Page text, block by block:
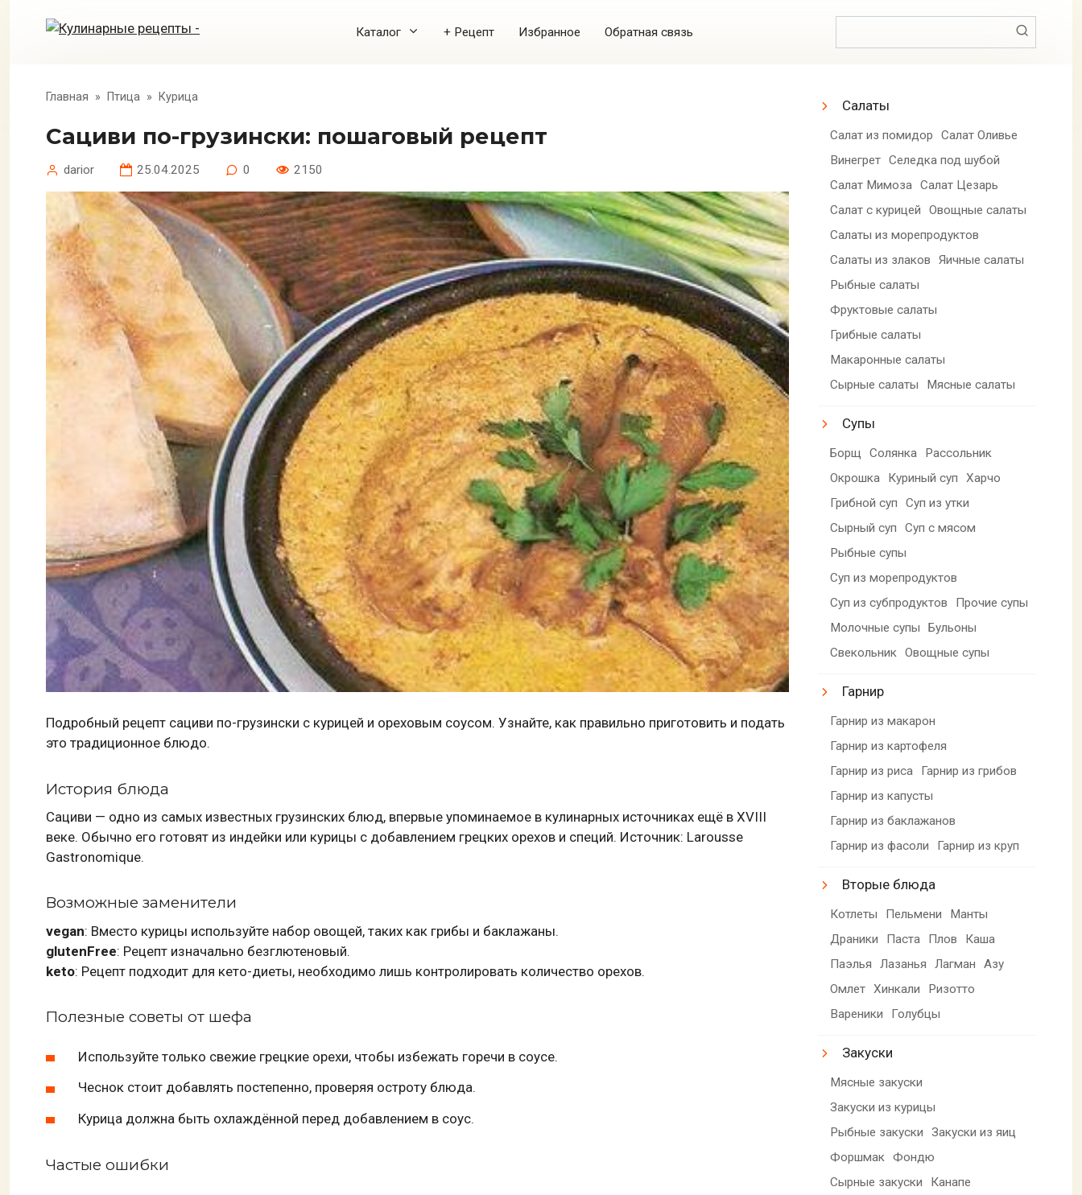
Каталог + Рецепт Избранное Обратная связь
Главная » Птица » Курица
Сациви по-грузински: пошаговый рецепт
darior 25.04.2025 0 2150
Подробный рецепт сациви по-грузински с курицей и ореховым соусом. Узнайте, как правильно приготовить и подать
это традиционное блюдо.
История блюда
Сациви — одно из самых известных грузинских блюд, впервые упоминаемое в кулинарных источниках ещё в XVIII
веке. Обычно его готовят из индейки или курицы с добавлением грецких орехов и специй. Источник: Larousse
Gastronomique.
Возможные заменители
vegan: Вместо курицы используйте набор овощей, таких как грибы и баклажаны.
glutenFree: Рецепт изначально безглютеновый.
keto: Рецепт подходит для кето-диеты, необходимо лишь контролировать количество орехов.
Полезные советы от шефа
Используйте только свежие грецкие орехи, чтобы избежать горечи в соусе.
Чеснок стоит добавлять постепенно, проверяя остроту блюда.
Курица должна быть охлаждённой перед добавлением в соус.
Частые ошибки
Салаты
Салат из помидор
Салат Оливье
Винегрет Селедка под шубой
Салат Мимоза Салат Цезарь
Салат с курицей
Овощные салаты
Салаты из морепродуктов
Салаты из злаков
Яичные салаты
Рыбные салаты
Фруктовые салаты
Грибные салаты
Макаронные салаты
Сырные салаты
Мясные салаты
Супы
Борщ Солянка
Рассольник
Окрошка
Куриный суп
Харчо
Грибной суп
Суп из утки
Сырный суп
Суп с мясом
Рыбные супы
Суп из морепродуктов
Суп из субпродуктов
Прочие супы
Молочные супы
Бульоны
Свекольник Овощные супы
Гарнир
Гарнир из макарон
Гарнир из картофеля
Гарнир из риса
Гарнир из грибов
Гарнир из капусты
Гарнир из баклажанов
Гарнир из фасоли
Гарнир из круп
Вторые блюда
Котлеты Пельмени
Манты
Драники
Паста Плов
Каша
Паэлья
Лазанья Лагман
Азу
Омлет Хинкали
Ризотто
Вареники
Голубцы
Закуски
Мясные закуски
Закуски из курицы
Рыбные закуски
Закуски из яиц
Форшмак Фондю
Сырные закуски
Канапе